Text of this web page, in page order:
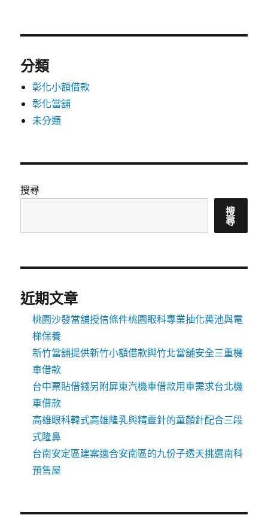
分類
彰化小額借款
彰化當舖
未分類
搜尋
搜
尋
近期文章
桃園沙發當舖授信條件桃園眼科專業抽化糞池與電
梯保養
新竹當舖提供新竹小額借款與竹北當舖安全三重機
車借款
台中票貼借錢另附屏東汽機車借款用車需求台北機
車借款
高雄眼科韓式高雄隆乳與精靈針的童顏針配合三段
式隆鼻
台南安定區建案適合安南區的九份子透天挑選南科
預售屋